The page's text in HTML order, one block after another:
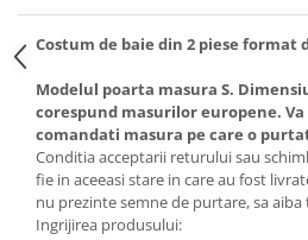
Costum de baie din 2 piese format
Modelul poarta masura S.
corespund masurilor europene.
comandati masura pe care o
Conditia acceptarii returului sau
fie in aceeasi stare in care au fost
nu prezinte semne de purtare, sa
Ingrijirea produsului: